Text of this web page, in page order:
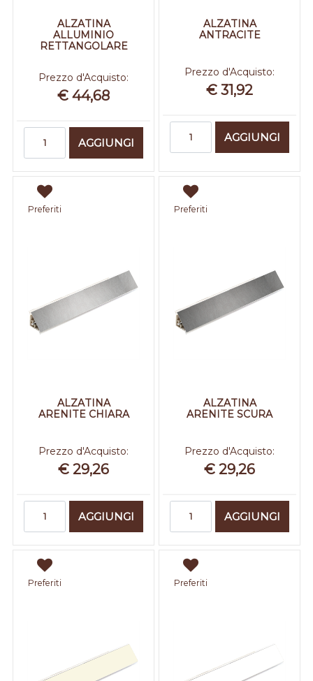
ALZATINA
ALLUMINIO
RETTANGOLARE
Prezzo d'Acquisto:
€ 44,68
AGGIUNGI
ALZATINA
ANTRACITE
Prezzo d'Acquisto:
€ 31,92
AGGIUNGI
Preferiti
ALZATINA
ARENITE CHIARA
Prezzo d'Acquisto:
€ 29,26
AGGIUNGI
Preferiti
ALZATINA
ARENITE SCURA
Prezzo d'Acquisto:
€ 29,26
AGGIUNGI
Preferiti Preferiti